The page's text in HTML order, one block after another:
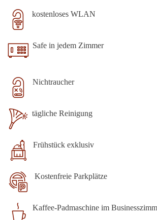
kostenloses WLAN
Safe in jedem Zimmer
Nichtraucher
tägliche Reinigung
Frühstück exklusiv
Kostenfreie Parkplätze
Kaffee-Padmaschine im